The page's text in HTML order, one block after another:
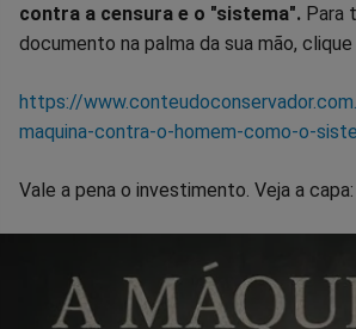
contra a censura e o "sistema". Para
documento na palma da sua mão, clique
https://
maquina-contra-o-homem-como-o-
Vale a pena o investimento. Veja a capa: